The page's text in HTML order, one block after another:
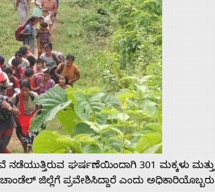
ನಡೆಯುತ್ತಿರುವ ಘರ್ಷಣೆಯಿಂದಾಗಿ 301 ಮಕ್ಕಳು ಮತ್ತು
ಜಿಲ್ಲೆಗೆ ಪ್ರವೇಶಿಸಿದ್ದಾರೆ ಎಂದು ಅಧಿಕಾರಿಯೊಬ್ಬರು